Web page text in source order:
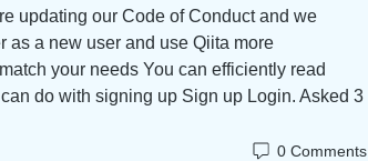
updating our Code of Conduct and we
as a new user and use Qiita more
your needs You can efficiently read
do with signing up Sign up Login. Asked 3
0 Comments